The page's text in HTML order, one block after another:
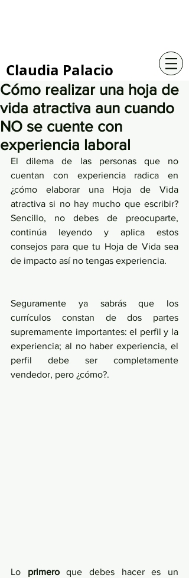
Claudia Palacio
Cómo realizar una hoja de
vida atractiva aun cuando
NO se cuente con
experiencia laboral
El dilema de las personas que no
cuentan con experiencia radica en
¿cómo elaborar una Hoja de Vida
atractiva si no hay mucho que escribir?
Sencillo, no debes de preocuparte,
continúa leyendo y aplica estos
consejos para que tu Hoja de Vida sea
de impacto así no tengas experiencia.
Seguramente ya sabrás que los
currículos constan de dos partes
supremamente importantes: el perfil y la
experiencia; al no haber experiencia, el
perfil debe ser completamente
vendedor, pero ¿cómo?.
Lo primero que debes hacer es un